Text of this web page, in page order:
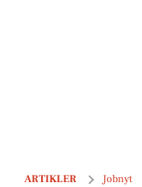
ARTIKLER Jobnyt
Sommerferiejob